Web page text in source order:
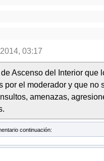
03:17
Ascenso del Interior que
por el moderador y que no
amenazas,
continuación: